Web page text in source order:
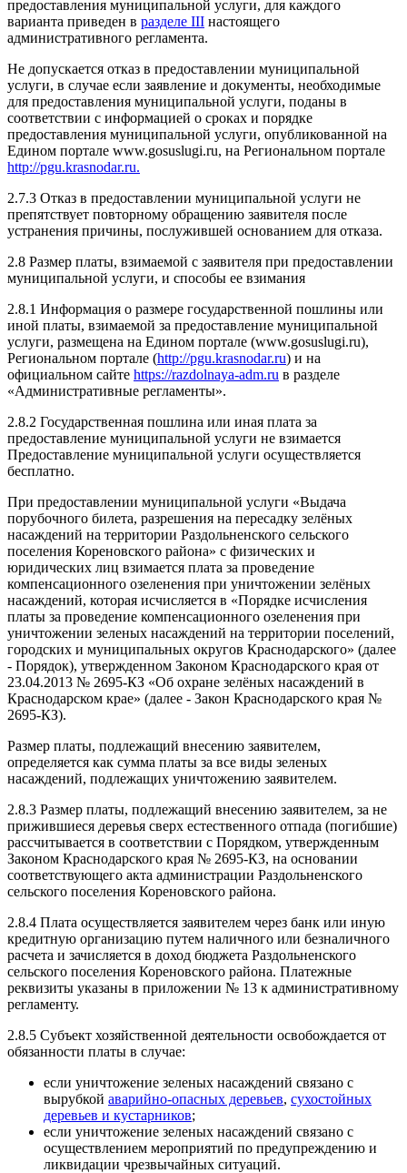
предоставления муниципальной услуги, для каждого
варианта приведен в разделе III настоящего
административного регламента.
Не допускается отказ в предоставлении муниципальной
услуги, в случае если заявление и документы, необходимые
для предоставления муниципальной услуги, поданы в
соответствии с информацией о сроках и порядке
предоставления муниципальной услуги, опубликованной на
Едином портале www.gosuslugi.ru, на Региональном портале
http://pgu.krasnodar.ru.
2.7.3 Отказ в предоставлении муниципальной услуги не
препятствует повторному обращению заявителя после
устранения причины, послужившей основанием для отказа.
2.8 Размер платы, взимаемой с заявителя при предоставлении
муниципальной услуги, и способы ее взимания
2.8.1 Информация о размере государственной пошлины или
иной платы, взимаемой за предоставление муниципальной
услуги, размещена на Едином портале (www.gosuslugi.ru),
Региональном портале (http://pgu.krasnodar.ru) и на
официальном сайте https://razdolnaya-adm.ru в разделе
«Административные регламенты».
2.8.2 Государственная пошлина или иная плата за
предоставление муниципальной услуги не взимается
Предоставление муниципальной услуги осуществляется
бесплатно.
При предоставлении муниципальной услуги «Выдача
порубочного билета, разрешения на пересадку зелёных
насаждений на территории Раздольненского сельского
поселения Кореновского района» с физических и
юридических лиц взимается плата за проведение
компенсационного озеленения при уничтожении зелёных
насаждений, которая исчисляется в «Порядке исчисления
платы за проведение компенсационного озеленения при
уничтожении зеленых насаждений на территории поселений,
городских и муниципальных округов Краснодарского» (далее
- Порядок), утвержденном Законом Краснодарского края от
23.04.2013 № 2695-КЗ «Об охране зелёных насаждений в
Краснодарском крае» (далее - Закон Краснодарского края №
2695-КЗ).
Размер платы, подлежащий внесению заявителем,
определяется как сумма платы за все виды зеленых
насаждений, подлежащих уничтожению заявителем.
2.8.3 Размер платы, подлежащий внесению заявителем, за не
прижившиеся деревья сверх естественного отпада (погибшие)
рассчитывается в соответствии с Порядком, утвержденным
Законом Краснодарского края № 2695-КЗ, на основании
соответствующего акта администрации Раздольненского
сельского поселения Кореновского района.
2.8.4 Плата осуществляется заявителем через банк или иную
кредитную организацию путем наличного или безналичного
расчета и зачисляется в доход бюджета Раздольненского
сельского поселения Кореновского района. Платежные
реквизиты указаны в приложении № 13 к административному
регламенту.
2.8.5 Субъект хозяйственной деятельности освобождается от
обязанности платы в случае:
если уничтожение зеленых насаждений связано с
вырубкой аварийно-опасных деревьев, сухостойных
деревьев и кустарников;
если уничтожение зеленых насаждений связано с
осуществлением мероприятий по предупреждению и
ликвидации чрезвычайных ситуаций.